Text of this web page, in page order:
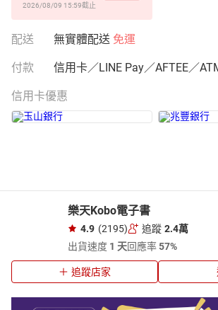
2026/08/09 15:59截止
配送 無實體配送 免運
付款 信用卡／LINE Pay／AFTEE／
信用卡優惠
樂天Kobo電子書
4.9 (2195) 追蹤 2.4萬
出貨速度 1 天回應率57%
追蹤店家